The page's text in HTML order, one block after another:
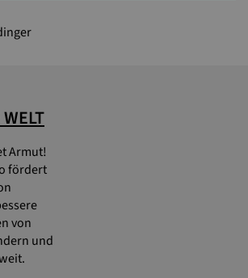
Armut!
fördert
von
und